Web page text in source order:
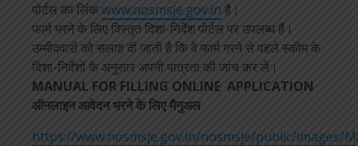
पोर्टल का लिंकwww.nosmsje.gov.in है।
फार्म भरने के लिए विस्तृत दिशा-निर्देश पोर्टल पर उपलब्ध हैं।
उम्मीदवारों को सलाह दी जाती है कि वे फार्म गरने से पहले स्कीम के
दिशा-निर्देशों के अनुसार अपनी पात्रता की जांच कर लें।
MANUAL FOR FILLING ONLINE APPLICATION
ऑनलाइन आवेदन भरने के लिए मैनुअल
https://www.nosmsje.gov.in/nosmsje/public/images/